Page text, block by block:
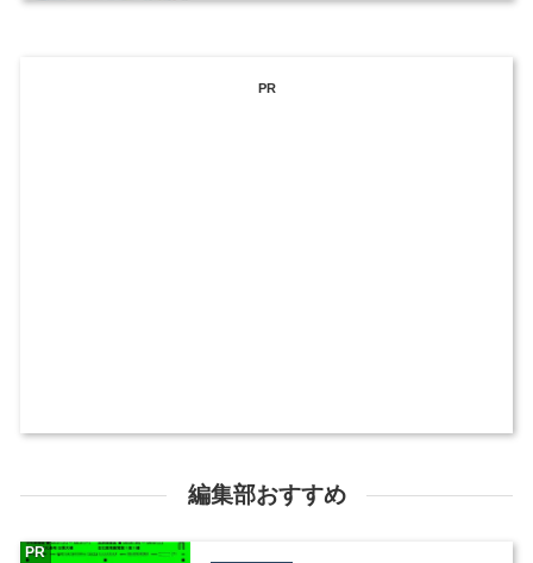
PR
編集部おすすめ
PR